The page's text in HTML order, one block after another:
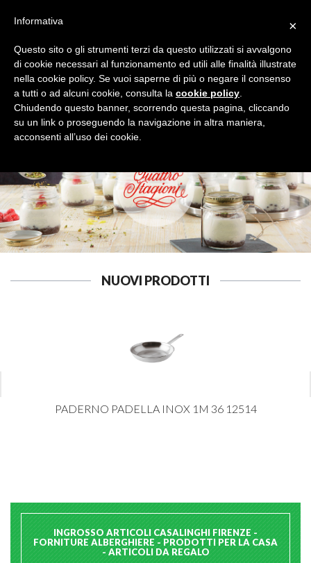
COLTELLI E POSATE Cerca
NUOVI PRODOTTI
PADERNO PADELLA INOX 1M 36 12514
INGROSSO ARTICOLI CASALINGHI FIRENZE -
FORNITURE ALBERGHIERE - PRODOTTI PER LA CASA
- ARTICOLI DA REGALO
×
Informativa
Questo sito o gli strumenti terzi da questo utilizzati si avvalgono
di cookie necessari al funzionamento ed utili alle finalità illustrate
nella cookie policy. Se vuoi saperne di più o negare il consenso
a tutti o ad alcuni cookie, consulta la cookie policy
Chiudendo questo banner, scorrendo questa pagina, cliccando
su un link o proseguendo la navigazione in altra maniera,
acconsenti all’uso dei cookie.